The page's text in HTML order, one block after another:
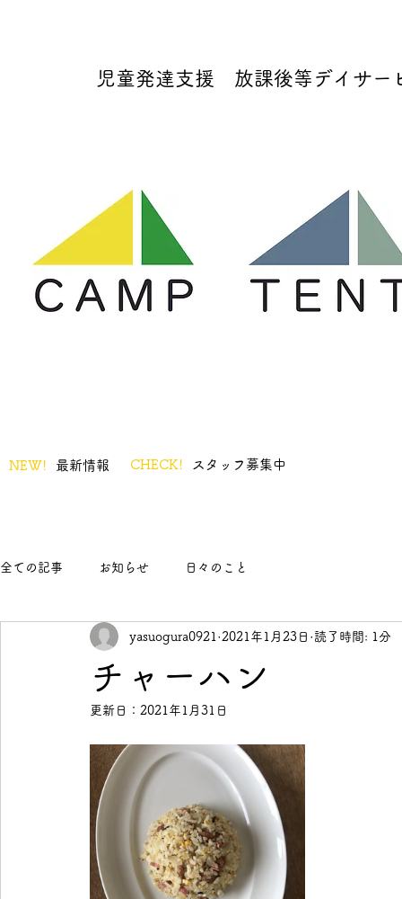
児童発達支援 放課後等デイサ
NEW! 最新情報 CHECK! スタッフ募集中
全ての記事 お知らせ 日々のこと
チャーハン
yasuogura0921 2021年1月23日 読了時間: 1分
更新日： 2021年1月31日